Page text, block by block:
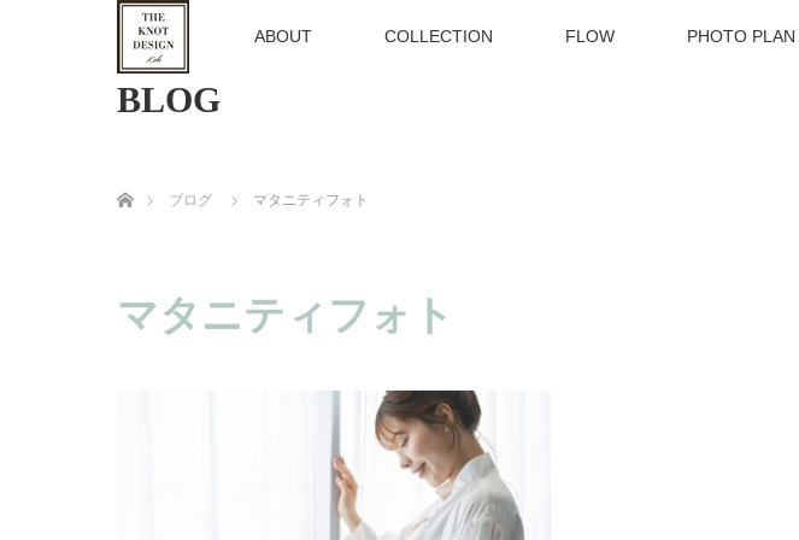
TOP ABOUT COLLECTION FLOW PHOTO PLAN
BLOG
ブログ
マタニティフォト
マタニティフォト